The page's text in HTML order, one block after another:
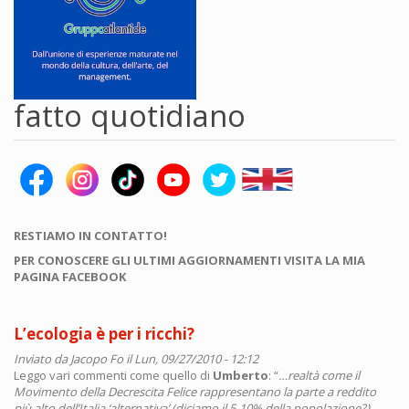
fatto quotidiano
RESTIAMO IN CONTATTO!
PER CONOSCERE GLI ULTIMI AGGIORNAMENTI VISITA LA MIA
PAGINA FACEBOOK
L’ecologia è per i ricchi?
Inviato daJacopo Fo il Lun, 09/27/2010 - 12:12
Leggo vari commenti come quello di Umberto: “…realtà come il
Movimento della Decrescita Felice rappresentano la parte a reddito